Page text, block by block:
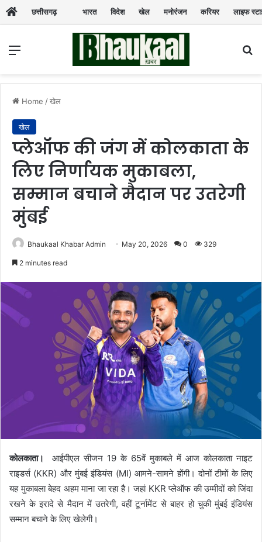
छत्तीसगढ़ भारत विदेश खेल मनोरंजन करियर लाइफ
Menu
Home /खेल
खेल
प्लेऑफ की जंग में कोलकाता के
लिए निर्णायक मुकाबला,
सम्मान बचाने मैदान पर उतरेगी
मुंबई
Bhaukaal Khabar Admin May 20, 2026 0 329
2 minutes read
कोलकाता। आईपीएल सीजन 19 के 65वें मुकाबले में आज कोलकाता नाइट
राइडर्स (KKR) और मुंबई इंडियंस (MI) आमने-सामने होंगी। दोनों टीमों के लिए
यह मुकाबला बेहद अहम माना जा रहा है। जहां KKR प्लेऑफ की उम्मीदों को जिंदा
रखने के इरादे से मैदान में उतरेगी, वहीं टूर्नामेंट से बाहर हो चुकी मुंबई इंडियंस
सम्मान बचाने के लिए खेलेगी।